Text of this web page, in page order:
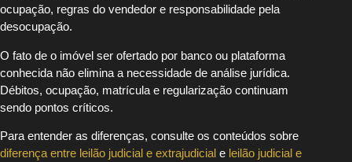
ocupação, regras do vendedor e responsabilidade pela
desocupação.
O fato de o imóvel ser ofertado por banco ou plataforma
conhecida não elimina a necessidade de análise jurídica.
Débitos, ocupação, matrícula e regularização continuam
sendo pontos críticos.
Para entender as diferenças, consulte os conteúdos sobre
diferença entre leilão judicial e extrajudicial e leilão judicial e